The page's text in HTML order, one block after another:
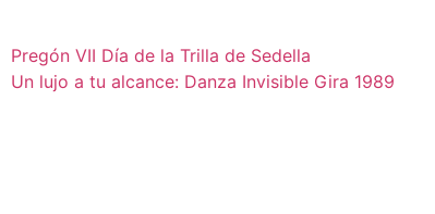
Pregón VII Día de la Trilla de Sedella
Un lujo a tu alcance: Danza Invisible Gira 1989